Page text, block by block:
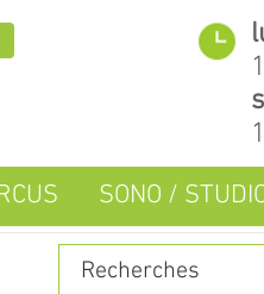
SONO /